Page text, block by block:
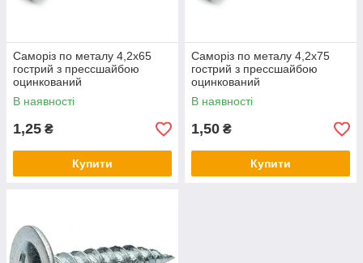
Саморіз по металу 4,2х65
гострий з прессшайбою
оцинкований
В наявності
1,25 ₴
Купити
Саморіз по металу 4,2х75
гострий з прессшайбою
оцинкований
В наявності
1,50 ₴
Купити